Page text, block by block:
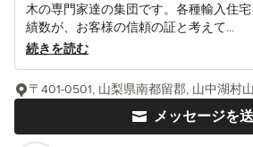
木の専門家達の集団です。各種輸入住
績数が、お客様の信頼の証と考えて...
続きを読む
メッセージを
〒401-0501, 山梨県南都留郡, 山中湖村